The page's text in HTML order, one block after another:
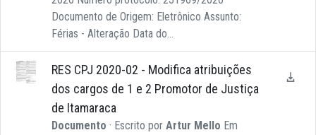
Documento de Origem: Eletrônico Assunto:
Férias - Alteração Data do...
RES CPJ 2020-02 - Modifica atribuições
dos cargos de 1 e 2 Promotor de Justiça
de Itamaraca
Documento · Escrito por Artur Mello Em